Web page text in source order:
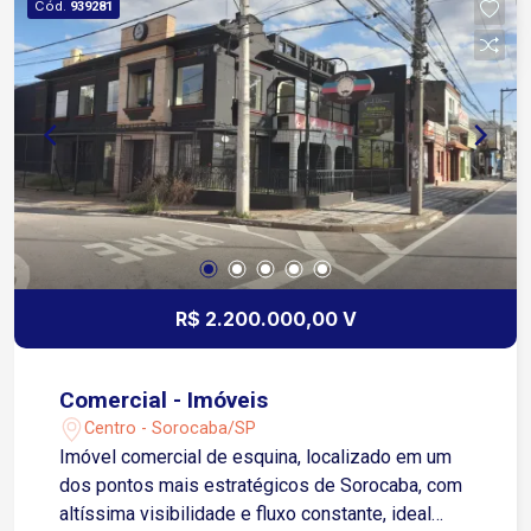
Cód. 939281
R$ 2.200.000,00 V
Comercial - Imóveis
Centro - Sorocaba/SP
Imóvel comercial de esquina, localizado em um
dos pontos mais estratégicos de Sorocaba, com
altíssima visibilidade e fluxo constante, ideal